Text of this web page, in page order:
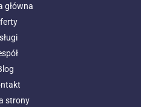
główna
strony